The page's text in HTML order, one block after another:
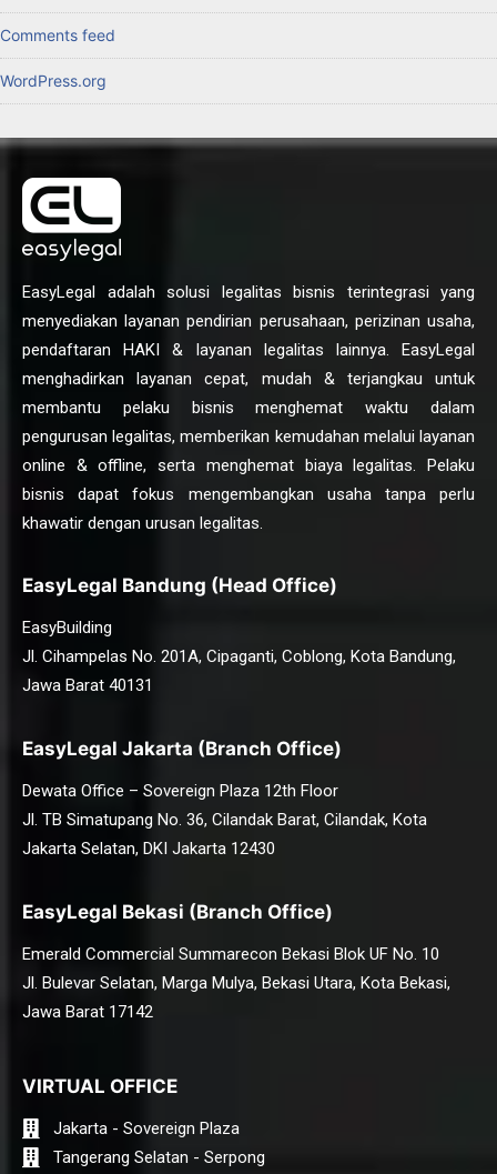
Comments feed
WordPress.org
EasyLegal adalah solusi legalitas bisnis terintegrasi yang
menyediakan layanan pendirian perusahaan, perizinan usaha,
pendaftaran HAKI & layanan legalitas lainnya. EasyLegal
menghadirkan layanan cepat, mudah & terjangkau untuk
membantu pelaku bisnis menghemat waktu dalam
pengurusan legalitas, memberikan kemudahan melalui layanan
online & offline, serta menghemat biaya legalitas. Pelaku
bisnis dapat fokus mengembangkan usaha tanpa perlu
khawatir dengan urusan legalitas.
EasyLegal Bandung (Head Office)
EasyBuilding
Jl. Cihampelas No. 201A, Cipaganti, Coblong, Kota Bandung,
Jawa Barat 40131
EasyLegal Jakarta (Branch Office)
Dewata Office – Sovereign Plaza 12th Floor
Jl. TB Simatupang No. 36, Cilandak Barat, Cilandak, Kota
Jakarta Selatan, DKI Jakarta 12430
EasyLegal Bekasi (Branch Office)
Emerald Commercial Summarecon Bekasi Blok UF No. 10
Jl. Bulevar Selatan, Marga Mulya, Bekasi Utara, Kota Bekasi,
Jawa Barat 17142
VIRTUAL OFFICE
Jakarta - Sovereign Plaza
Tangerang Selatan - Serpong